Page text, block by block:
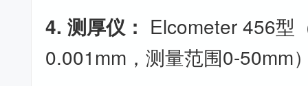
4. 测厚仪： Elcometer 456型
0.001mm，测量范围0-50mm